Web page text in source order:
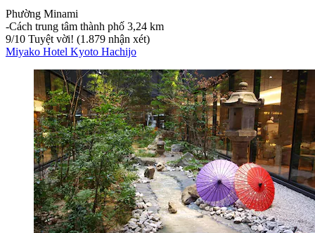
Phường Minami
‐Cách trung tâm thành phố 3,24 km
9/10 Tuyệt vời! (1.879 nhận xét)
Miyako Hotel Kyoto Hachijo